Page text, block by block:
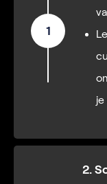
1
2.